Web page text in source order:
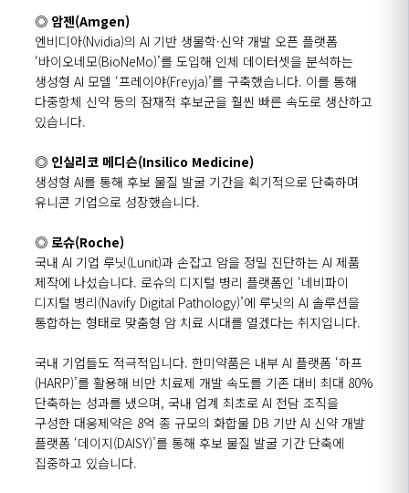
◎ 암젠(Amgen)
엔비디아(Nvidia)의 AI 기반 생물학·신약 개발 오픈 플랫폼
‘바이오네모(BioNeMo)’를 도입해 인체 데이터셋을 분석하는
생성형 AI 모델 ‘프레이야(Freyja)’를 구축했습니다. 이를 통해
다중항체 신약 등의 잠재적 후보군을 훨씬 빠른 속도로 생산하고
있습니다.
◎ 인실리코 메디슨(Insilico Medicine)
생성형 AI를 통해 후보 물질 발굴 기간을 획기적으로 단축하며
유니콘 기업으로 성장했습니다.
◎ 로슈(Roche)
국내 AI 기업 루닛(Lunit)과 손잡고 암을 정밀 진단하는 AI 제품
제작에 나섰습니다. 로슈의 디지털 병리 플랫폼인 ‘네비파이
디지털 병리(Navify Digital Pathology)’에 루닛의 AI 솔루션을
통합하는 형태로 맞춤형 암 치료 시대를 열겠다는 취지입니다.
국내 기업들도 적극적입니다. 한미약품은 내부 AI 플랫폼 ‘하프
(HARP)’를 활용해 비만 치료제 개발 속도를 기존 대비 최대 80%
단축하는 성과를 냈으며, 국내 업계 최초로 AI 전담 조직을
구성한 대웅제약은 8억 종 규모의 화합물 DB 기반 AI 신약 개발
플랫폼 ‘데이지(DAISY)’를 통해 후보 물질 발굴 기간 단축에
집중하고 있습니다.